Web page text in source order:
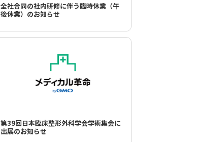
全社合同の社内研修に伴う臨時休業（午
後休業）のお知らせ
第39回日本臨床整形外科学会学術集会に
出展のお知らせ